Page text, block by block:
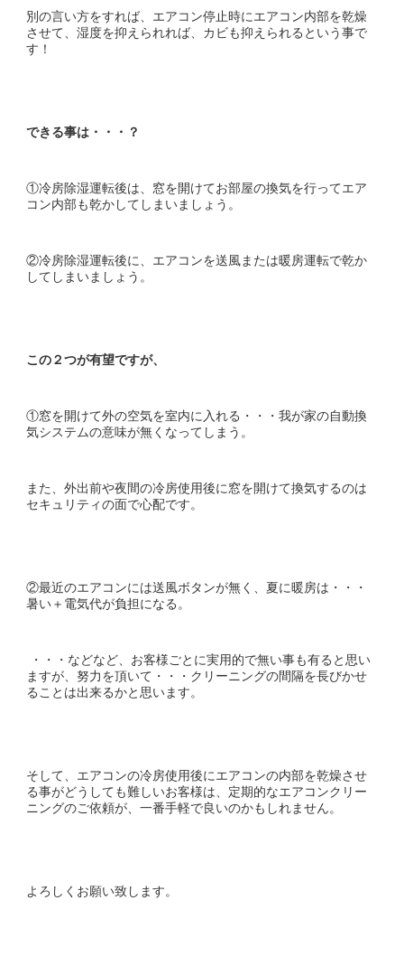
別の言い方をすれば、エアコン停止時にエアコン内部を乾燥
させて、湿度を抑えられれば、カビも抑えられるという事で
す！
できる事は・・・？
①冷房除湿運転後は、窓を開けてお部屋の換気を行ってエア
コン内部も乾かしてしまいましょう。
②冷房除湿運転後に、エアコンを送風または暖房運転で乾か
してしまいましょう。
この２つが有望ですが、
①窓を開けて外の空気を室内に入れる・・・我が家の自動換
気システムの意味が無くなってしまう。
また、外出前や夜間の冷房使用後に窓を開けて換気するのは
セキュリティの面で心配です。
②最近のエアコンには送風ボタンが無く、夏に暖房は・・・
暑い＋電気代が負担になる。
・・・などなど、お客様ごとに実用的で無い事も有ると思い
ますが、努力を頂いて・・・クリーニングの間隔を長びかせ
ることは出来るかと思います。
そして、エアコンの冷房使用後にエアコンの内部を乾燥させ
る事がどうしても難しいお客様は、定期的なエアコンクリー
ニングのご依頼が、一番手軽で良いのかもしれません。
よろしくお願い致します。